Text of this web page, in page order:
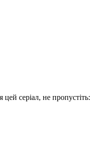
серіал, не пропустіть: